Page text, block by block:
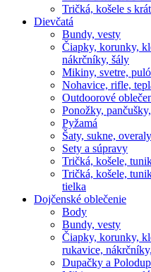
Tričká, košele s
Dievčatá
Bundy, vesty
Čiapky, korunky,
nákrčníky, šály
Mikiny, svetre,
Nohavice, rifle,
Outdoorové
Ponožky,
Pyžamá
Šaty, sukne, overaly
Sety a súpravy
Tričká, košele,
Tričká, košele,
tielka
Dojčenské oblečenie
Body
Bundy, vesty
Čiapky, korunky,
rukavice,
Dupačky a